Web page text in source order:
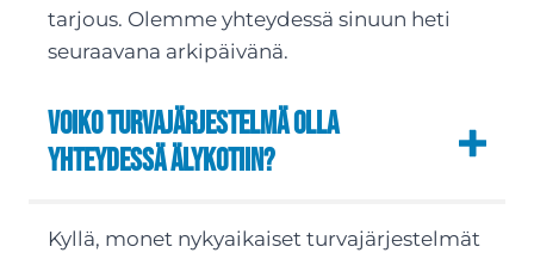
tarjous. Olemme yhteydessä sinuun heti
seuraavana arkipäivänä.
Voiko turvajärjestelmä olla
yhteydessä älykotiin?
Kyllä, monet nykyaikaiset turvajärjestelmät